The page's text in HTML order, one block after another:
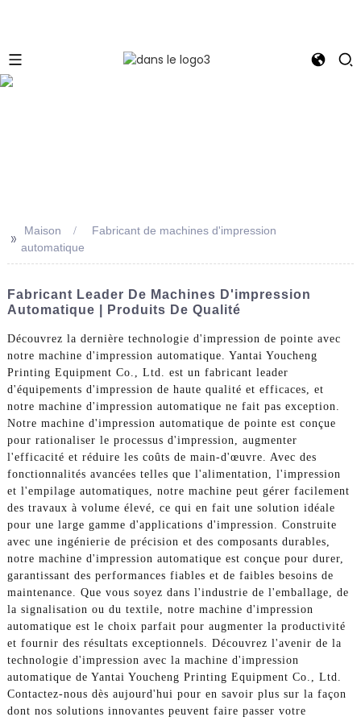
>> Maison
Fabricant de machines d'impression
automatique
Fabricant Leader De Machines D'impression
Automatique | Produits De Qualité
Découvrez la dernière technologie d'impression de pointe avec
notre machine d'impression automatique. Yantai Youcheng
Printing Equipment Co., Ltd. est un fabricant leader
d'équipements d'impression de haute qualité et efficaces, et
notre machine d'impression automatique ne fait pas exception.
Notre machine d'impression automatique de pointe est conçue
pour rationaliser le processus d'impression, augmenter
l'efficacité et réduire les coûts de main-d'œuvre. Avec des
fonctionnalités avancées telles que l'alimentation, l'impression
et l'empilage automatiques, notre machine peut gérer facilement
des travaux à volume élevé, ce qui en fait une solution idéale
pour une large gamme d'applications d'impression. Construite
avec une ingénierie de précision et des composants durables,
notre machine d'impression automatique est conçue pour durer,
garantissant des performances fiables et de faibles besoins de
maintenance. Que vous soyez dans l'industrie de l'emballage, de
la signalisation ou du textile, notre machine d'impression
automatique est le choix parfait pour augmenter la productivité
et fournir des résultats exceptionnels. Découvrez l'avenir de la
technologie d'impression avec la machine d'impression
automatique de Yantai Youcheng Printing Equipment Co., Ltd.
Contactez-nous dès aujourd'hui pour en savoir plus sur la façon
dont nos solutions innovantes peuvent faire passer votre